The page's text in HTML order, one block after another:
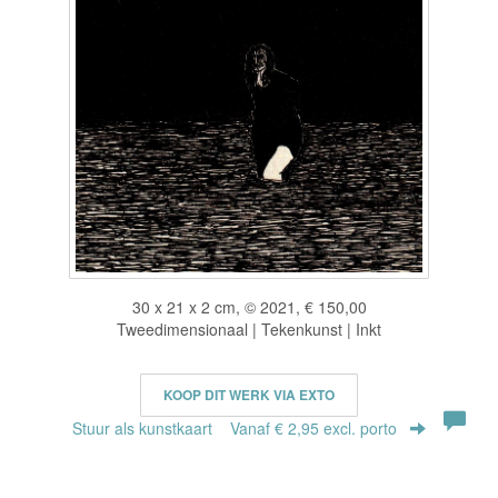
30 x 21 x 2 cm, © 2021, € 150,00
Tweedimensionaal | Tekenkunst | Inkt
KOOP DIT WERK VIA EXTO
Stuur als kunstkaart Vanaf € 2,95 excl. porto